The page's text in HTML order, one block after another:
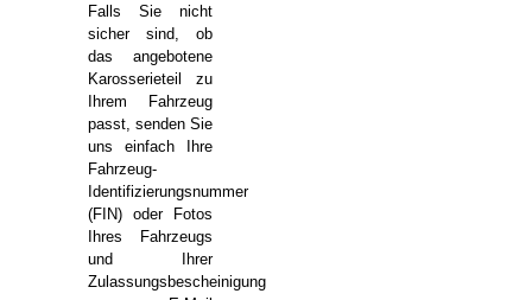
Falls Sie nicht
sicher sind, ob
das angebotene
Karosserieteil zu
Ihrem Fahrzeug
passt, senden Sie
uns einfach Ihre
Fahrzeug-
Identifizierungsnummer
(FIN) oder Fotos
Ihres Fahrzeugs
und Ihrer
Zulassungsbescheinigung